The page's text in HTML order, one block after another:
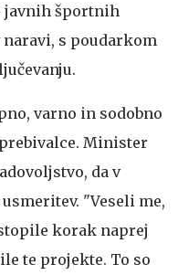
javnih športnih
s poudarkom
varno in sodobno
Minister
da v
"Veseli me,
korak naprej
te projekte. To so